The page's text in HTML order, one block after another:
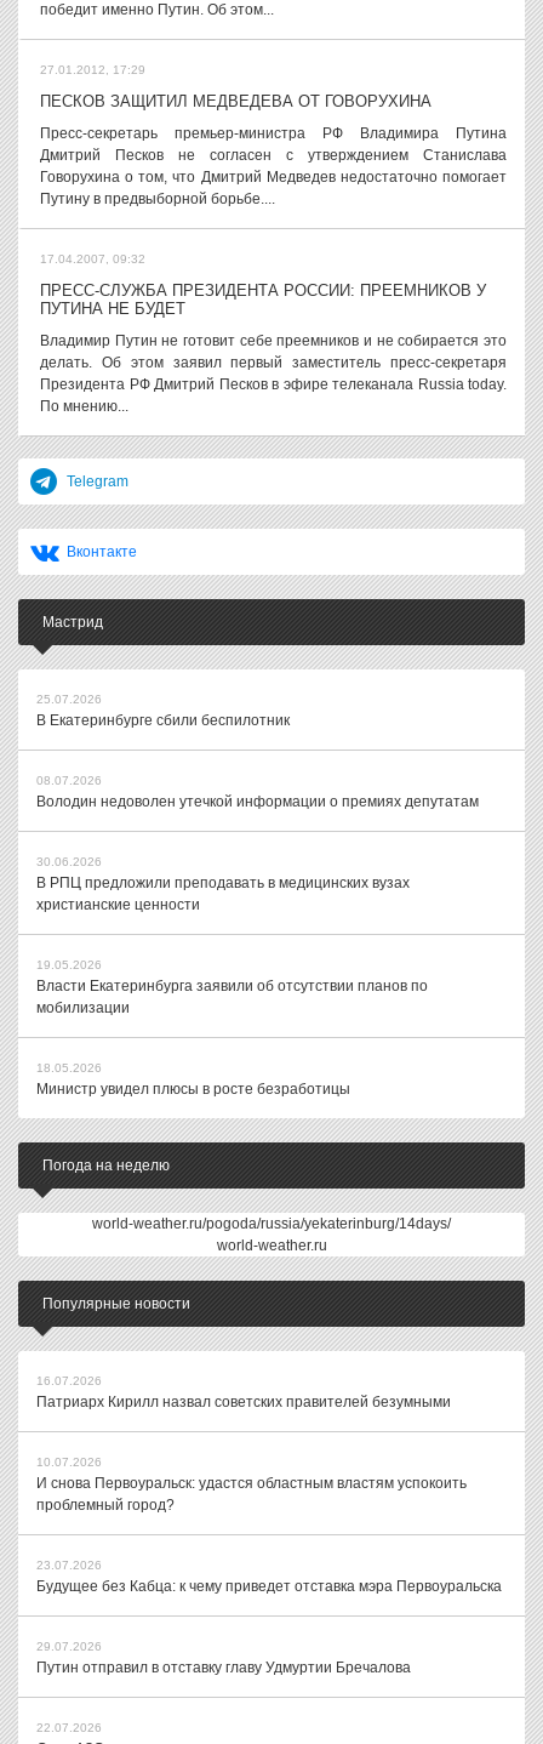
победит именно Путин. Об этом...
27.01.2012, 17:29
ПЕСКОВ ЗАЩИТИЛ МЕДВЕДЕВА ОТ ГОВОРУХИНА
Пресс-секретарь премьер-министра РФ Владимира Путина
Дмитрий Песков не согласен с утверждением Станислава
Говорухина о том, что Дмитрий Медведев недостаточно помогает
Путину в предвыборной борьбе....
17.04.2007, 09:32
ПРЕСС-СЛУЖБА ПРЕЗИДЕНТА РОССИИ: ПРЕЕМНИКОВ У
ПУТИНА НЕ БУДЕТ
Владимир Путин не готовит себе преемников и не собирается это
делать. Об этом заявил первый заместитель пресс-секретаря
Президента РФ Дмитрий Песков в эфире телеканала Russia today.
По мнению...
Telegram
Вконтакте
Мастрид
25.07.2026
В Екатеринбурге сбили беспилотник
08.07.2026
Володин недоволен утечкой информации о премиях депутатам
30.06.2026
В РПЦ предложили преподавать в медицинских вузах
христианские ценности
19.05.2026
Власти Екатеринбурга заявили об отсутствии планов по
мобилизации
18.05.2026
Министр увидел плюсы в росте безработицы
Погода на неделю
world-weather.ru/pogoda/russia/yekaterinburg/14days/
world-weather.ru
Популярные новости
16.07.2026
Патриарх Кирилл назвал советских правителей безумными
10.07.2026
И снова Первоуральск: удастся областным властям успокоить
проблемный город?
23.07.2026
Будущее без Кабца: к чему приведет отставка мэра Первоуральска
29.07.2026
Путин отправил в отставку главу Удмуртии Бречалова
22.07.2026